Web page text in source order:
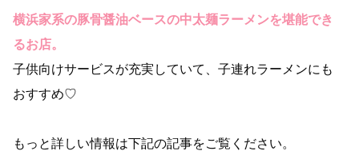
横浜家系の豚骨醤油ベースの中太麺ラーメンを堪能でき
るお店。
子供向けサービスが充実していて、子連れラーメンにも
おすすめ♡
もっと詳しい情報は下記の記事をご覧ください。